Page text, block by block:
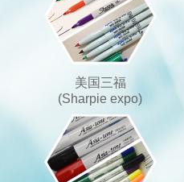
美国三福
(Sharpie expo)